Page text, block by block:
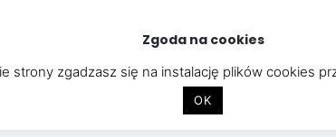
Zgoda na cookies
strony zgadzasz się na instalację plików cookies
OK